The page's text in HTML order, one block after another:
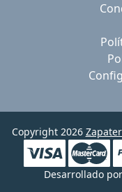
Copyright 2026
Desarrollado por